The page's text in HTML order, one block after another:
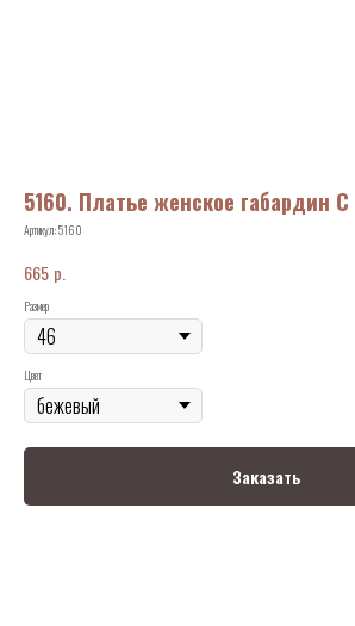
5160. Платье женское габардин
Артикул:5160
665 р.
Размер
Цвет
Заказать